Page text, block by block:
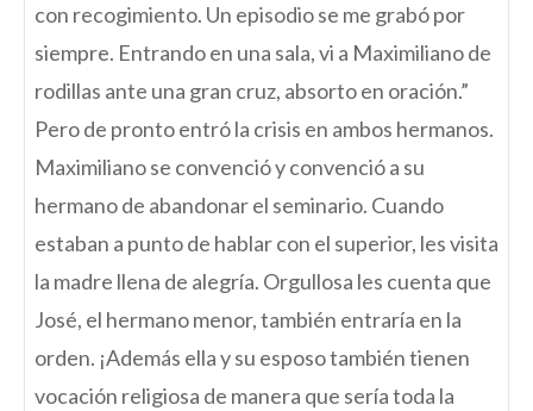
con recogimiento. Un episodio se me grabó por
siempre. Entrando en una sala, vi a Maximiliano de
rodillas ante una gran cruz, absorto en oración.”
Pero de pronto entró la crisis en ambos hermanos.
Maximiliano se convenció y convenció a su
hermano de abandonar el seminario. Cuando
estaban a punto de hablar con el superior, les visita
la madre llena de alegría. Orgullosa les cuenta que
José, el hermano menor, también entraría en la
orden. ¡Además ella y su esposo también tienen
vocación religiosa de manera que sería toda la